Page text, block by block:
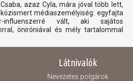
Csaba, azaz Cyla, mára jóval több lett,
médiaszemélyiség: egyfajta
influenszerré vált, aki sajátos
öniróniával és mély tartalommal
és az emberi sorsok világába.
Látnivalók
Nevezetes polgárok